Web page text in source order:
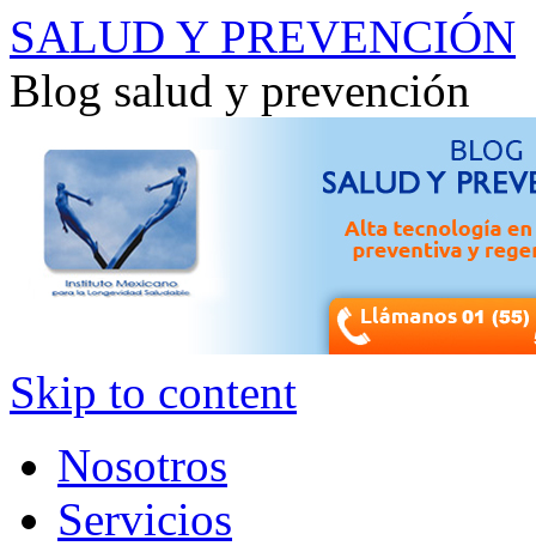
SALUD Y PREVENCIÓN
Blog salud y prevención
Skip to content
Nosotros
Servicios